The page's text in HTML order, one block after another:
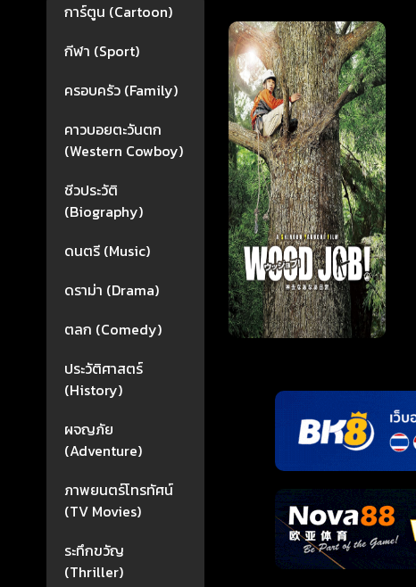
การ์ตูน (Cartoon)
กีฬา (Sport)
ครอบครัว (Family)
คาวบอยตะวันตก
(Western Cowboy)
ชีวประวัติ
(Biography)
ดนตรี (Music)
ดราม่า (Drama)
ตลก (Comedy)
ประวัติศาสตร์
(History)
ผจญภัย
(Adventure)
ภาพยนตร์โทรทัศน์
(TV Movies)
ระทึกขวัญ
(Thriller)